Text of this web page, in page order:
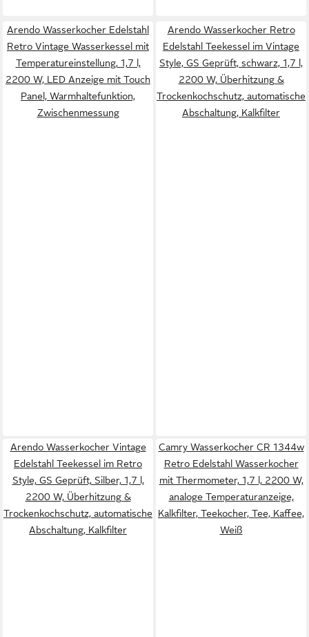
Arendo Wasserkocher Edelstahl
Retro Vintage Wasserkessel mit
Temperatureinstellung, 1,7 l,
2200 W, LED Anzeige mit Touch
Panel, Warmhaltefunktion,
Zwischenmessung
Arendo Wasserkocher Retro
Edelstahl Teekessel im Vintage
Style, GS Geprüft, schwarz, 1,7 l,
2200 W, Überhitzung &
Trockenkochschutz, automatische
Abschaltung, Kalkfilter
Arendo Wasserkocher Vintage
Edelstahl Teekessel im Retro
Style, GS Geprüft, Silber, 1,7 l,
2200 W, Überhitzung &
Trockenkochschutz, automatische
Abschaltung, Kalkfilter
Camry Wasserkocher CR 1344w
Retro Edelstahl Wasserkocher
mit Thermometer, 1,7 l, 2200 W,
analoge Temperaturanzeige,
Kalkfilter, Teekocher, Tee, Kaffee,
Weiß